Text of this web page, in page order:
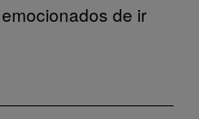
de ir